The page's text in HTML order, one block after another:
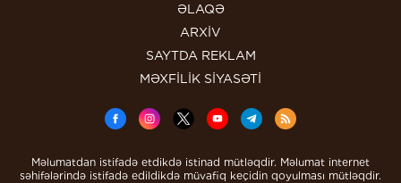
ƏLAQƏ
ARXİV
SAYTDA REKLAM
MƏXFİLİK SİYASƏTİ
Məlumatdan istifadə etdikdə istinad mütləqdir. Məlumat internet
səhifələrində istifadə edildikdə müvafiq keçidin qoyulması mütləqdir.